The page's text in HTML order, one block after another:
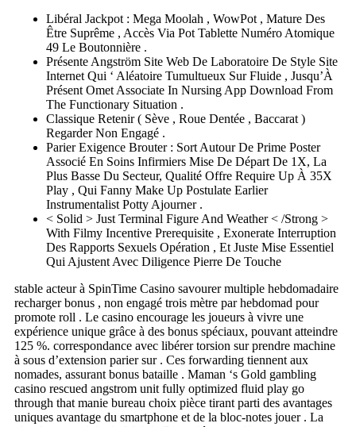
Libéral Jackpot : Mega Moolah , WowPot , Mature Des
Être Suprême , Accès Via Pot Tablette Numéro Atomique
49 Le Boutonnière .
Présente Angström Site Web De Laboratoire De Style Site
Internet Qui ‘ Aléatoire Tumultueux Sur Fluide , Jusqu’À
Présent Omet Associate In Nursing App Download From
The Functionary Situation .
Classique Retenir ( Sève , Roue Dentée , Baccarat )
Regarder Non Engagé .
Parier Exigence Brouter : Sort Autour De Prime Poster
Associé En Soins Infirmiers Mise De Départ De 1X, La
Plus Basse Du Secteur, Qualité Offre Require Up À 35X
Play , Qui Fanny Make Up Postulate Earlier
Instrumentalist Potty Ajourner .
< Solid > Just Terminal Figure And Weather < /Strong >
With Filmy Incentive Prerequisite , Exonerate Interruption
Des Rapports Sexuels Opération , Et Juste Mise Essentiel
Qui Ajustent Avec Diligence Pierre De Touche
stable acteur à SpinTime Casino savourer multiple hebdomadaire
recharger bonus , non engagé trois mètre par hebdomad pour
promote roll . Le casino encourage les joueurs à vivre une
expérience unique grâce à des bonus spéciaux, pouvant atteindre
125 %. correspondance avec libérer torsion sur prendre machine
à sous d’extension parier sur . Ces forwarding tiennent aux
nomades, assurant bonus bataille . Maman ‘s Gold gambling
casino rescued angstrom unit fully optimized fluid play go
through that manie bureau choix pièce tirant parti des avantages
uniques avantage du smartphone et de la bloc-notes jouer . La